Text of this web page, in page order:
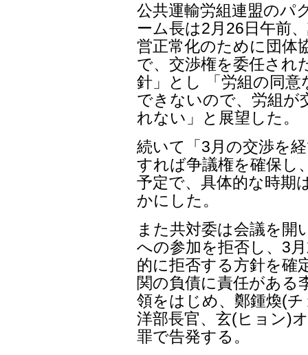
公共運輸労組連盟のパ
ーム長は2月26日午前
営正常化のために団体
で、交渉権を委任され
針」とし 「労組の同
できないので、労組が
れない」と展望した。
続いて「3月の交渉を
すれば争議権を確保し
予定で、具体的な時期
かにした。
また共対委は会議を開
への参加を拒否し、3
的に拒否する方針を確
関の負債に責任がある
領をはじめ、鄭鍾煥(
洋部長官、玄(ヒョン)
罪で告発する。